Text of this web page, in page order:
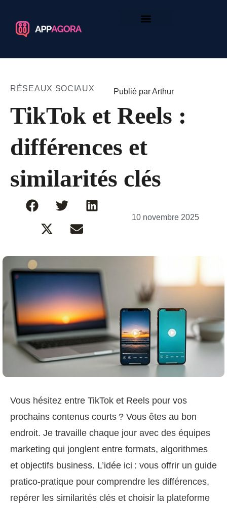
RÉSEAUX SOCIAUX Publié par Arthur
TikTok et Reels :
différences et
similarités clés
10 novembre 2025
Vous hésitez entre TikTok et Reels pour vos
prochains contenus courts ? Vous êtes au bon
endroit. Je travaille chaque jour avec des équipes
marketing qui jonglent entre formats, algorithmes
et objectifs business. L’idée ici : vous offrir un guide
pratico-pratique pour comprendre les différences,
repérer les similarités clés et choisir la plateforme